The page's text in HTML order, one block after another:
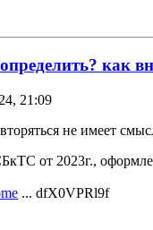
как
21:09
не имеет
СБкТС от 2023г.,
... dfX0VPRl9f